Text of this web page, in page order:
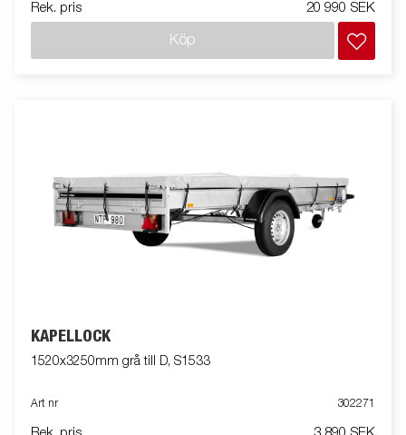
Rek. pris 20 990 SEK
Köp
KAPELLOCK
1520x3250mm grå till D, S1533
Art nr 302271